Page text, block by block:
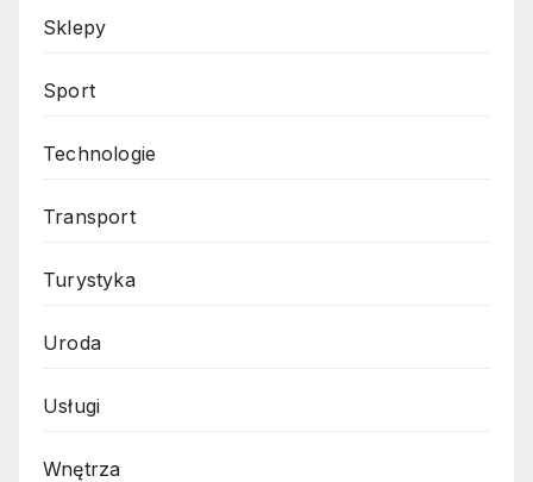
Sklepy
Sport
Technologie
Transport
Turystyka
Uroda
Usługi
Wnętrza